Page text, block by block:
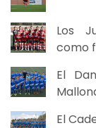
Los
como
El
El